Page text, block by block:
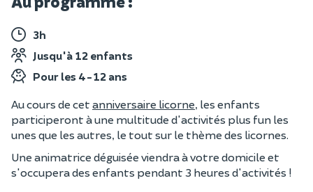
3h
Jusqu'à 12 enfants
Pour les 4-12 ans
Au cours de cet anniversaire licorne, les enfants
participeront à une multitude d'activités plus fun les
unes que les autres, le tout sur le thème des licornes.
Une animatrice déguisée viendra à votre domicile et
s'occupera des enfants pendant 3 heures d'activités !